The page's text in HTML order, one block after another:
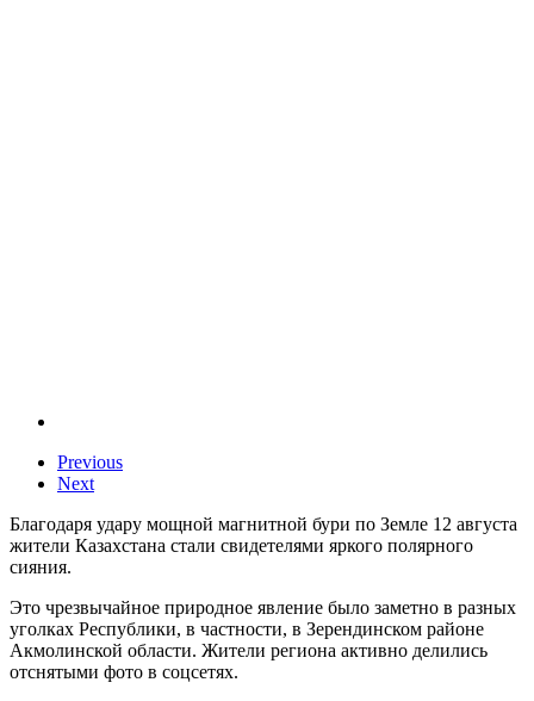
Previous
Next
Благодаря удару мощной магнитной бури по Земле 12 августа
жители Казахстана стали свидетелями яркого полярного
сияния.
Это чрезвычайное природное явление было заметно в разных
уголках Республики, в частности, в Зерендинском районе
Акмолинской области. Жители региона активно делились
отснятыми фото в соцсетях.